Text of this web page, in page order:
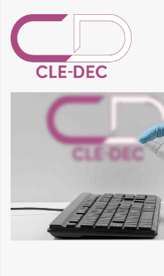
HOŞGELDINIZ
Yeni Kayıt Oluştur